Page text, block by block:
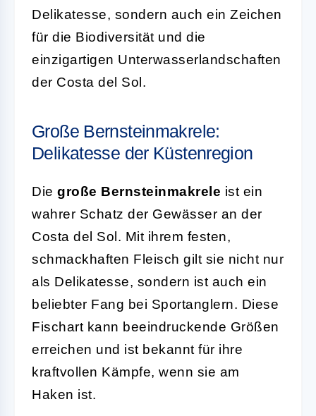
Delikatesse, sondern auch ein Zeichen
für die Biodiversität und die
einzigartigen Unterwasserlandschaften
der Costa del Sol.
Große Bernsteinmakrele:
Delikatesse der Küstenregion
Die große Bernsteinmakrele ist ein
wahrer Schatz der Gewässer an der
Costa del Sol. Mit ihrem festen,
schmackhaften Fleisch gilt sie nicht nur
als Delikatesse, sondern ist auch ein
beliebter Fang bei Sportanglern. Diese
Fischart kann beeindruckende Größen
erreichen und ist bekannt für ihre
kraftvollen Kämpfe, wenn sie am
Haken ist.